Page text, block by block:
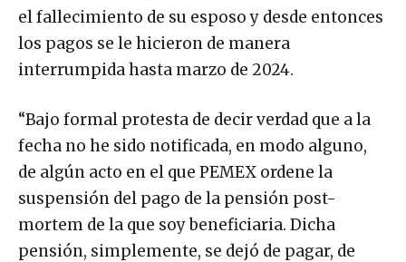
el fallecimiento de su esposo y desde entonces
los pagos se le hicieron de manera
interrumpida hasta marzo de 2024.
“Bajo formal protesta de decir verdad que a la
fecha no he sido notificada, en modo alguno,
de algún acto en el que PEMEX ordene la
suspensión del pago de la pensión post-
mortem de la que soy beneficiaria. Dicha
pensión, simplemente, se dejó de pagar, de